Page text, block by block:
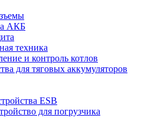
АКБ
техника
и контроль котлов
для тяговых аккумуляторов
ESB
для погрузчика